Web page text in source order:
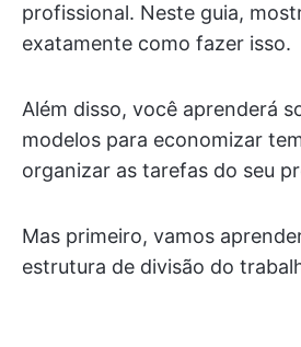
profissional. Neste guia,
exatamente como fazer isso.
Além disso, você aprenderá
modelos para economizar
organizar as tarefas do seu
Mas primeiro, vamos
estrutura de divisão do